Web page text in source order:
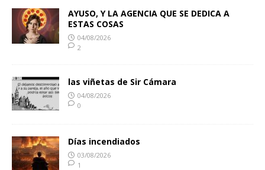
AYUSO, Y LA AGENCIA QUE SE DEDICA A
ESTAS COSAS
04/08/2026
2
las viñetas de Sir Cámara
04/08/2026
0
Días incendiados
03/08/2026
1